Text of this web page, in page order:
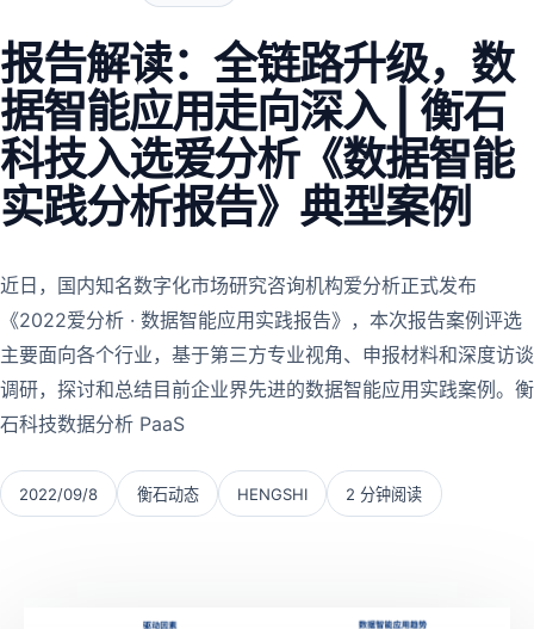
报告解读：全链路升级，数
据智能应用走向深入 | 衡石
科技入选爱分析《数据智能
实践分析报告》典型案例
近日，国内知名数字化市场研究咨询机构爱分析正式发布
《2022爱分析 · 数据智能应用实践报告》，本次报告案例评选
主要面向各个行业，基于第三方专业视角、申报材料和深度访谈
调研，探讨和总结目前企业界先进的数据智能应用实践案例。衡
石科技数据分析 PaaS
2022/09/8 衡石动态 HENGSHI 2 分钟阅读